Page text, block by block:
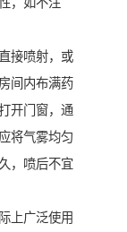
，如不注
接喷射，或
间内布满药
开门窗，通
将气雾均匀
，喷后不宜
上广泛使用